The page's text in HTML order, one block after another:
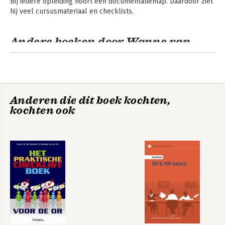
hij veel cursusmateriaal en checklists.
Andere boeken door Wanne van
den Bijllaardt
Het praktische
checklistboek voor
de OR
De OR in 153 vragen
en antwoorden
Anderen die dit boek kochten,
kochten ook